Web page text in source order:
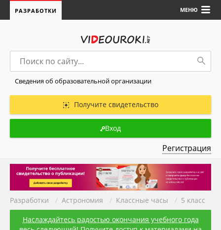
МЕНЮ
РАЗРАБОТКИ
Сведения об образовательной организации
Получите свидетельство
Вход
Регистрация
Разработки / Астрономия / Классные часы / 5 класс
Наслаждайтесь радостью окончания учебного года